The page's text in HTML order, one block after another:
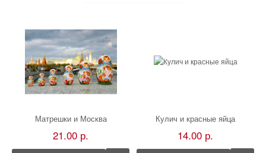
Матрешки и Москва
21.00 р.
Кулич и красные яйца
14.00 р.